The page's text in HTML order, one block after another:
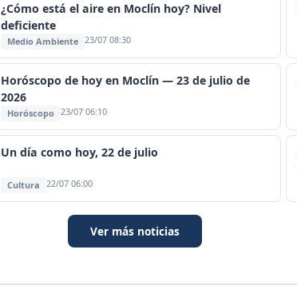
¿Cómo está el aire en Moclín hoy? Nivel
deficiente
Medio Ambiente 23/07 08:30
Horóscopo de hoy en Moclín — 23 de julio de
2026
Horóscopo 23/07 06:10
Un día como hoy, 22 de julio
Cultura 22/07 06:00
Ver más noticias